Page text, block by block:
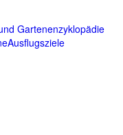
Ausflugsziele